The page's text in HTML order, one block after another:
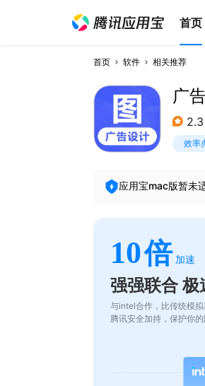
首页
首页 软件 相关推荐
广
2.3
效率
应用宝mac版暂未
10倍 加速
强强联合 极
与intel合作，比传统模
腾讯安全加持，保护你